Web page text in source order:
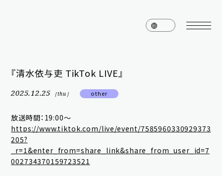
home
news
schedule
media
disc
『清水依与吏 TikTok LIVE』
2025.12.25 ［thu］ other
放送時間：19:00〜
https://www.tiktok.com/live/event/7585960330929373
205?
_r=1&enter_from=share_link&share_from_user_id=7
002734370159723521